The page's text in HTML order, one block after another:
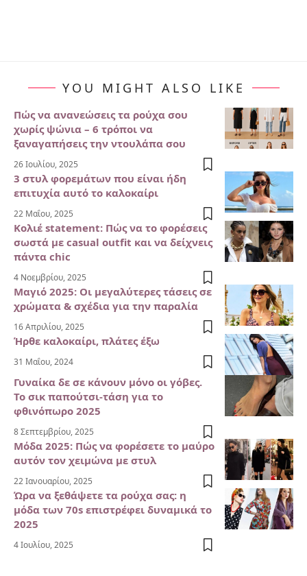
YOU MIGHT ALSO LIKE
Πώς να ανανεώσεις τα ρούχα σου
χωρίς ψώνια – 6 τρόποι να
ξαναγαπήσεις την ντουλάπα σου
26 Ιουλίου, 2025
3 στυλ φορεμάτων που είναι ήδη
επιτυχία αυτό το καλοκαίρι
22 Μαΐου, 2025
Κολιέ statement: Πώς να το φορέσεις
σωστά με casual outfit και να δείχνεις
πάντα chic
4 Νοεμβρίου, 2025
Μαγιό 2025: Οι μεγαλύτερες τάσεις σε
χρώματα & σχέδια για την παραλία
16 Απριλίου, 2025
Ήρθε καλοκαίρι, πλάτες έξω
31 Μαΐου, 2024
Γυναίκα δε σε κάνουν μόνο οι γόβες.
Το σικ παπούτσι-τάση για το
φθινόπωρο 2025
8 Σεπτεμβρίου, 2025
Μόδα 2025: Πώς να φορέσετε το μαύρο
αυτόν τον χειμώνα με στυλ
22 Ιανουαρίου, 2025
Ώρα να ξεθάψετε τα ρούχα σας: η
μόδα των 70s επιστρέφει δυναμικά το
2025
4 Ιουλίου, 2025